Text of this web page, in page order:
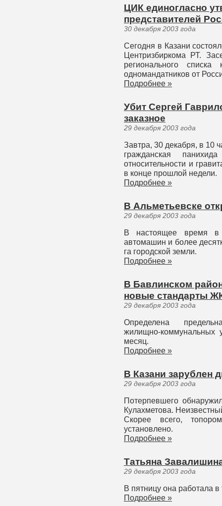
ЦИК единогласно
представителей
30 декабря 2003 года
Cегодня в Казани
Центризбиркома РТ.
регионального
одномандатников от
Подробнее »
Убит Сергей
заказное
29 декабря 2003 года
Завтра, 30 декабря, в 10
гражданская
относительности и
в конце прошлой недели.
Подробнее »
В Альметьевске
29 декабря 2003 года
В настоящее время в
автомашин и более
га городской земли.
Подробнее »
В Бавлинском
новые стандарты
29 декабря 2003 года
Определена
жилищно-
месяц.
Подробнее »
В Казани зарублен
29 декабря 2003 года
Потерпевшего
Кулахметова.
Скорее всего,
установлено.
Подробнее »
Татьяна
29 декабря 2003 года
В пятницу она работала
Подробнее »